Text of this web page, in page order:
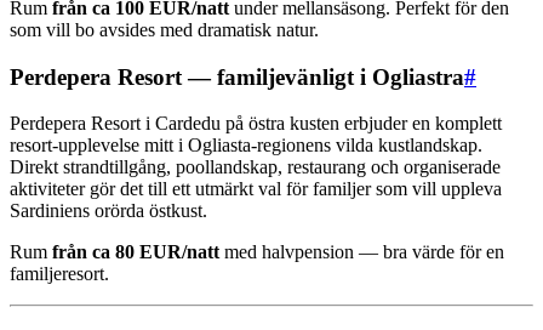
Rum från ca 100 EUR/natt under mellansäsong. Perfekt för den
som vill bo avsides med dramatisk natur.
Perdepera Resort — familjevänligt i Ogliastra#
Perdepera Resort i Cardedu på östra kusten erbjuder en komplett
resort-upplevelse mitt i Ogliasta-regionens vilda kustlandskap.
Direkt strandtillgång, poollandskap, restaurang och organiserade
aktiviteter gör det till ett utmärkt val för familjer som vill uppleva
Sardiniens orörda östkust.
Rum från ca 80 EUR/natt med halvpension — bra värde för en
familjeresort.